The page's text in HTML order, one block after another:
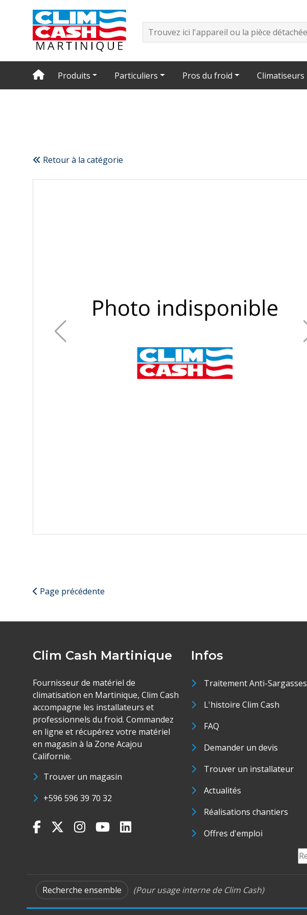
Produits Particuliers Pros du froid Climatiseurs
Retour à la catégorie
Page précédente
Clim Cash Martinique
Fournisseur de matériel de
climatisation en Martinique, Clim Cash
accompagne les installateurs et
professionnels du froid. Commandez
en ligne et récupérez votre matériel
en magasin à la Zone Acajou
Californie.
Trouver un magasin
+596 596 39 70 32
Infos
Traitement Anti-Sargasses
L'histoire Clim Cash
FAQ
Demander un devis
Trouver un installateur
Actualités
Réalisations chantiers
Offres d'emploi
Recherche ensemble (Pour usage interne de Clim Cash)